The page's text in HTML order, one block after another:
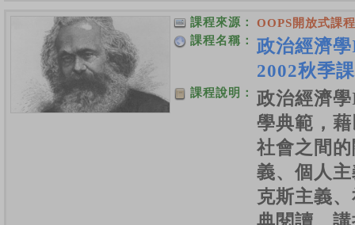
課程來源：
OOPS開放式課
課程名稱：
政治經濟
2002秋季
課程說明：
政治經濟
學典範，
社會之間
義、個人
克斯主義